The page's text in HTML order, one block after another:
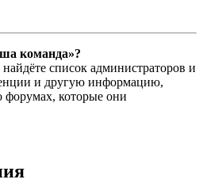
команда»?
список администраторов и
и другую информацию,
форумах, которые они